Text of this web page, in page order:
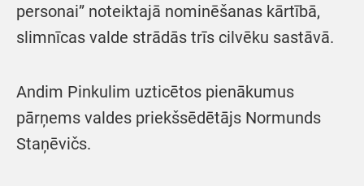
personai” noteiktajā nominēšanas kārtībā,
slimnīcas valde strādās trīs cilvēku sastāvā.
Andim Pinkulim uzticētos pienākumus
pārņems valdes priekšsēdētājs Normunds
Staņēvičs.